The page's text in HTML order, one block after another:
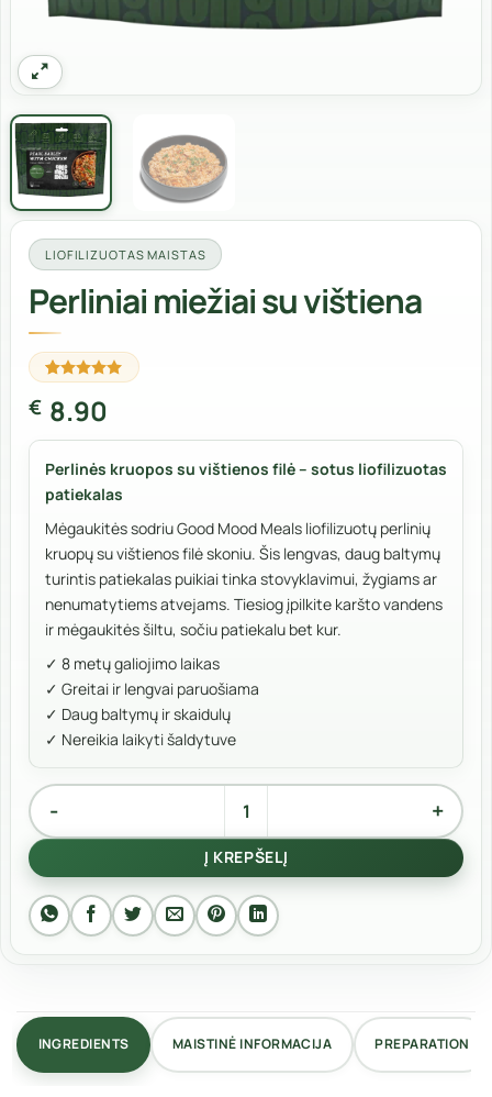
LIOFILIZUOTAS MAISTAS
Perliniai miežiai su vištiena
5iš 5
(viso
įvertinimų:
€ 8.90
Perlinės kruopos su vištienos filė – sotus liofilizuotas
patiekalas
Mėgaukitės sodriu Good Mood Meals liofilizuotų perlinių
kruopų su vištienos filė skoniu. Šis lengvas, daug baltymų
turintis patiekalas puikiai tinka stovyklavimui, žygiams ar
nenumatytiems atvejams. Tiesiog įpilkite karšto vandens
ir mėgaukitės šiltu, sočiu patiekalu bet kur.
✓ 8 metų galiojimo laikas
✓ Greitai ir lengvai paruošiama
✓ Daug baltymų ir skaidulų
✓ Nereikia laikyti šaldytuve
produkto kiekis: Perliniai miežiai su vištiena
Į KREPŠELĮ
Alternative:
INGREDIENTS MAISTINĖ INFORMACIJA PREPARATION